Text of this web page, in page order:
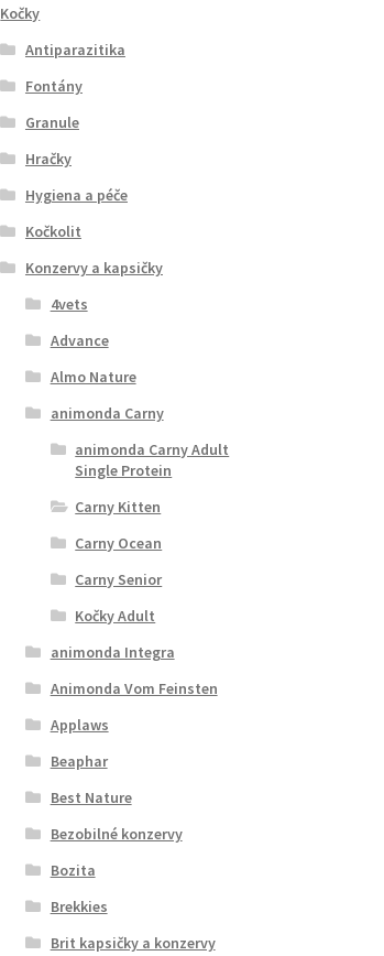
Kočky
Antiparazitika
Fontány
Granule
Hračky
Hygiena a péče
Kočkolit
Konzervy a kapsičky
4vets
Advance
Almo Nature
animonda Carny
animonda Carny Adult
Single Protein
Carny Kitten
Carny Ocean
Carny Senior
Kočky Adult
animonda Integra
Animonda Vom Feinsten
Applaws
Beaphar
Best Nature
Bezobilné konzervy
Bozita
Brekkies
Brit kapsičky a konzervy